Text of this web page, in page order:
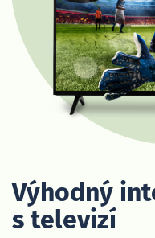
Výhodný
s televizí